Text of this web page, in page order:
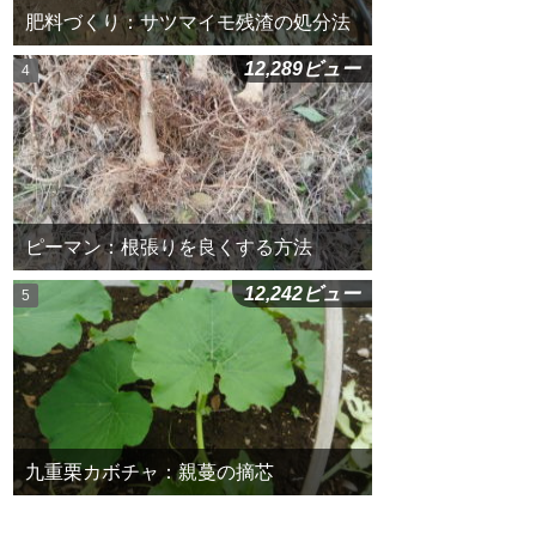
肥料づくり：サツマイモ残渣の処分法
ピーマン：根張りを良くする方法
12,289ビュー
九重栗カボチャ：親蔓の摘芯
12,242ビュー